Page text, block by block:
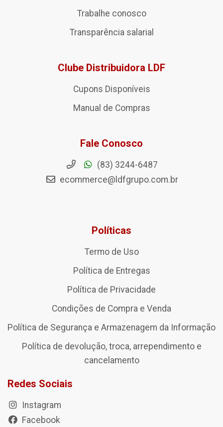
Trabalhe conosco
Transparência salarial
Clube Distribuidora LDF
Cupons Disponíveis
Manual de Compras
Fale Conosco
(83) 3244-6487
ecommerce@ldfgrupo.com.br
Políticas
Termo de Uso
Política de Entregas
Política de Privacidade
Condições de Compra e Venda
Política de Segurança e Armazenagem da Informação
Política de devolução, troca, arrependimento e
cancelamento
Redes Sociais
Instagram
Facebook